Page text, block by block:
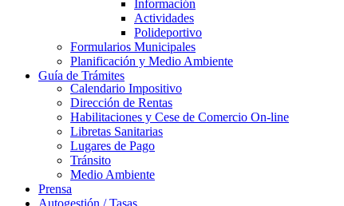
Información
Actividades
Polideportivo
Formularios Municipales
Planificación y Medio Ambiente
Guía de Trámites
Calendario Impositivo
Dirección de Rentas
Habilitaciones y Cese de Comercio On-line
Libretas Sanitarias
Lugares de Pago
Tránsito
Medio Ambiente
Prensa
Autogestión / Tasas